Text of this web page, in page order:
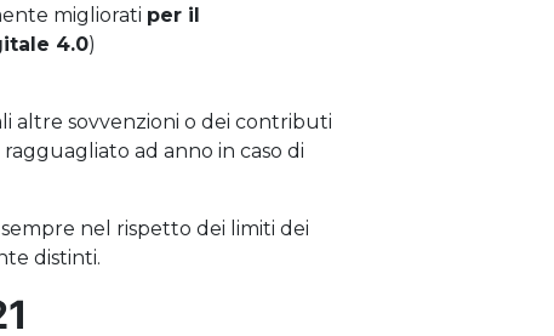
migliorati per il
4.0)
altre sovvenzioni o dei contributi
ad anno in caso di
nel rispetto dei limiti dei
distinti.